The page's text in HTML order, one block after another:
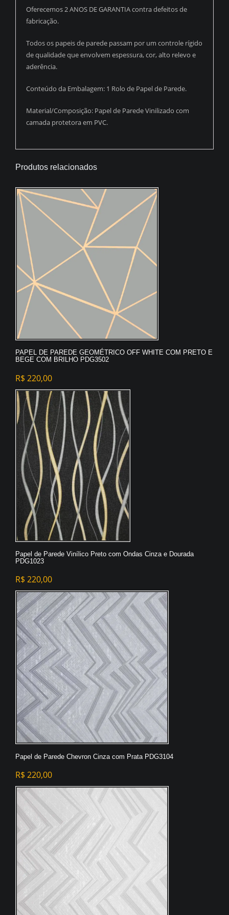
Oferecemos 2 ANOS DE GARANTIA contra defeitos de
fabricação.
Todos os papeis de parede passam por um controle rígido
de qualidade que envolvem espessura, cor, alto relevo e
aderência.
Conteúdo da Embalagem: 1 Rolo de Papel de Parede.
Material/Composição: Papel de Parede Vinilizado com
camada protetora em PVC.
Produtos relacionados
PAPEL DE PAREDE GEOMÉTRICO OFF WHITE COM PRETO E
BEGE COM BRILHO PDG3502
R$ 220,00
Papel de Parede Vinílico Preto com Ondas Cinza e Dourada
PDG1023
R$ 220,00
Papel de Parede Chevron Cinza com Prata PDG3104
R$ 220,00